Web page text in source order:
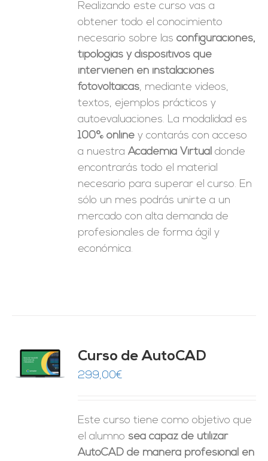
Realizando este curso vas a
obtener todo el conocimiento
necesario sobre lasconfiguraciones,
tipologías y dispositivos que
intervienen en instalaciones
fotovoltaicas, mediante videos,
textos, ejemplos prácticos y
autoevaluaciones. La modalidad es
100% online y contarás con acceso
a nuestraAcademia Virtual donde
encontrarás todo el material
necesario para superar el curso. En
sólo un mes podrás unirte a un
mercado con alta demanda de
profesionales de forma ágil y
económica.
Curso de AutoCAD
299,00€
Este curso tiene como objetivo que
el alumno sea capaz de utilizar
AutoCAD de manera profesional en